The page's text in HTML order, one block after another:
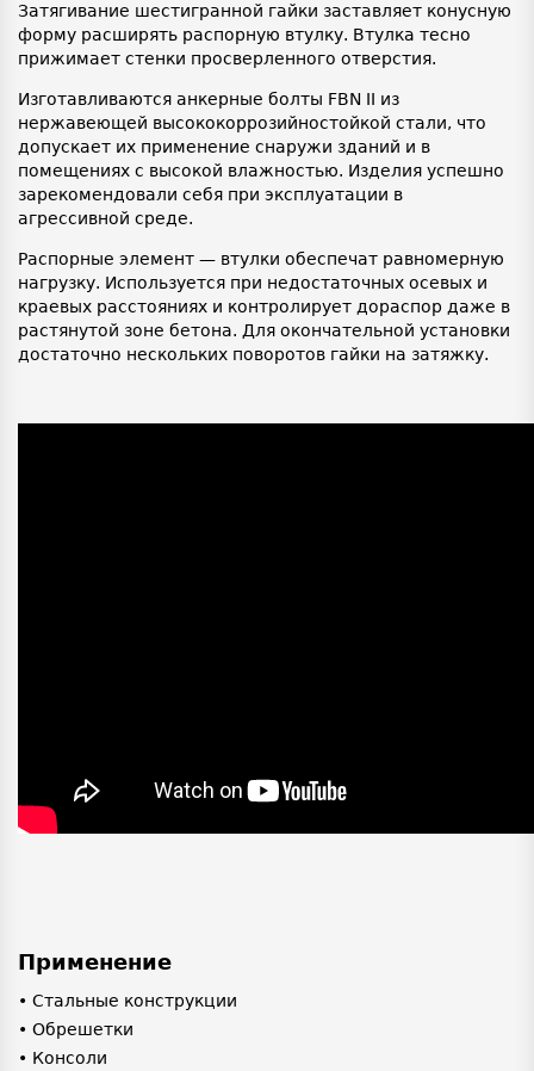
Затягивание шестигранной гайки заставляет конусную
форму расширять распорную втулку. Втулка тесно
прижимает стенки просверленного отверстия.
Изготавливаются анкерные болты FBN II из
нержавеющей высококоррозийностойкой стали, что
допускает их применение снаружи зданий и в
помещениях с высокой влажностью. Изделия успешно
зарекомендовали себя при эксплуатации в
агрессивной среде.
Распорные элемент — втулки обеспечат равномерную
нагрузку. Используется при недостаточных осевых и
краевых расстояниях и контролирует дораспор даже в
растянутой зоне бетона. Для окончательной установки
достаточно нескольких поворотов гайки на затяжку.
Применение
• Стальные конструкции
• Обрешетки
• Консоли